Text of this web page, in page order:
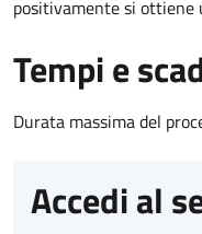
positivamente si ottiene
Tempi e
Durata massima del
Accedi al